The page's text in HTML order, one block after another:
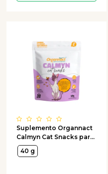
Suplemento Organnact
Calmyn Cat Snacks para
Gatos 40g
40 g